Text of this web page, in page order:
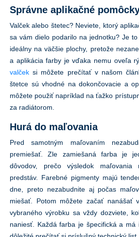
Správne aplikačné
Valček alebo štetec? Neviete, ktorý
sa vám dielo podarilo na jednotku? Je
ideálny na väčšie plochy, pretože
a aplikácia farby je vďaka nemu oveľa
valček si môžete prečítať v našom
štetce sú vhodné na dokončovacie a
môžete použiť napríklad na ťažko
za radiátorom.
Hurá do maľovania
Pred samotným maľovaním
premiešať. Zle zamiešaná farba je
dôvodov, prečo výsledok
predstáv. Farebné pigmenty majú
dne, preto nezabudnite aj počas
miešať. Potom môžete začať nanášať
vybraného výrobku sa vždy dozviete,
naniesť. Každá farba je špecifická a má